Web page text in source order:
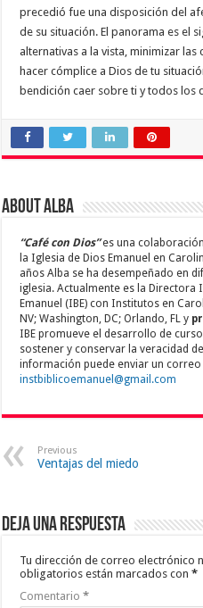
precedió fue una disposición del
de su situación. El panorama es el
alternativas a la vista, minimizar las
hacer cómplice a Dios de tu
bendición caer sobre ti y todos los
About Alba
“Café con Dios”es una
la Iglesia de Dios Emanuel en
años Alba se ha desempeñado en
iglesia. Actualmente es la
Emanuel (IBE) con Institutos en
NV; Washington, DC; Orlando, FL y
IBE promueve el desarrollo de
sostener y conservar la veracidad
información puede enviar un
instbiblicoemanuel@gmail.com
Previous
Ventajas del miedo
Deja una respuesta
Tu dirección de correo electrónico
obligatorios están marcados con*
Comentario*